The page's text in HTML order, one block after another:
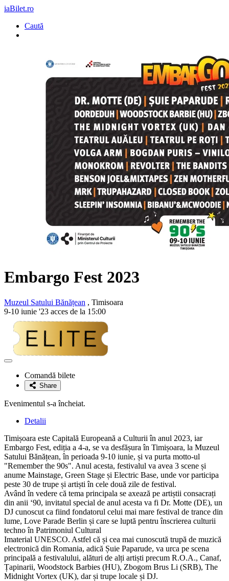
iaBilet.ro
Caută
Embargo Fest 2023
Muzeul Satului Bănățean , Timisoara
9-10 iunie '23 acces de la 15:00
Adaugă
favoriteComandă bilete
Share
Evenimentul s-a încheiat.
Detalii
Timișoara este Capitală Europeană a Culturii în anul 2023, iar
Embargo Fest, ediția a 4-a, se va desfășura în Timișoara, la Muzeul
Satului Bănățean, în perioada 9-10 iunie, și va purta motto-ul
"Remember the 90s". Anul acesta, festivalul va avea 3 scene și
anume Mainstage, Green Stage și Electric Base, unde vor participa
peste 30 de trupe și artiști în cele două zile de festival.
Având în vedere că tema principala se axează pe artiștii consacrați
din anii ‘90, invitatul special de anul acesta va fi Dr. Motte (DE), un
DJ cunoscut ca fiind fondatorul celui mai mare festival de trance din
lume, Love Parade Berlin și care se luptă pentru înscrierea culturii
techno în Patrimoniul Cultural
Imaterial UNESCO. Astfel că și cea mai cunoscută trupă de muzică
electronică din Romania, adică Șuie Paparude, va urca pe scena
principală a festivalului, alături de alți artiști precum R.O.A., Canaf,
Țapinarii, Woodstock Barbies (HU), Zbogom Brus Li (SRB), The
Midnight Vortex (UK), dar și trupe locale și DJ.